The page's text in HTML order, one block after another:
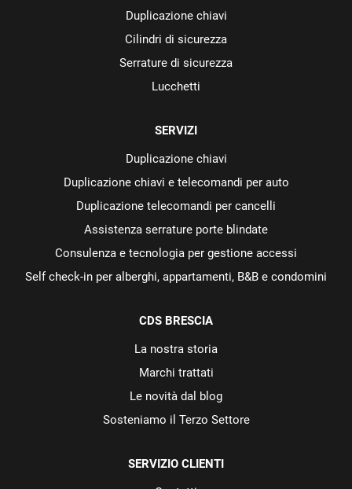
Duplicazione chiavi
Cilindri di sicurezza
Serrature di sicurezza
Lucchetti
SERVIZI
Duplicazione chiavi
Duplicazione chiavi e telecomandi per auto
Duplicazione telecomandi per cancelli
Assistenza serrature porte blindate
Consulenza e tecnologia per gestione accessi
Self check-in per alberghi, appartamenti, B&B e condomini
CDS BRESCIA
La nostra storia
Marchi trattati
Le novità dal blog
Sosteniamo il Terzo Settore
SERVIZIO CLIENTI